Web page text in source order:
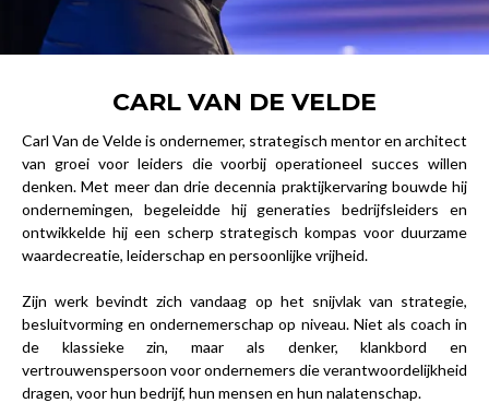
CARL VAN DE VELDE
Carl Van de Velde is ondernemer, strategisch mentor en architect
van groei voor leiders die voorbij operationeel succes willen
denken. Met meer dan drie decennia praktijkervaring bouwde hij
ondernemingen, begeleidde hij generaties bedrijfsleiders en
ontwikkelde hij een scherp strategisch kompas voor duurzame
waardecreatie, leiderschap en persoonlijke vrijheid.
Zijn werk bevindt zich vandaag op het snijvlak van strategie,
besluitvorming en ondernemerschap op niveau. Niet als coach in
de klassieke zin, maar als denker, klankbord en
vertrouwenspersoon voor ondernemers die verantwoordelijkheid
dragen, voor hun bedrijf, hun mensen en hun nalatenschap.